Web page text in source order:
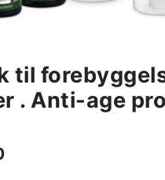
til
. Anti-age